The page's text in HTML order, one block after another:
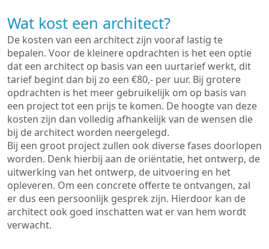
Wat kost een architect?
De kosten van een architect zijn vooraf lastig te
bepalen. Voor de kleinere opdrachten is het een optie
dat een architect op basis van een uurtarief werkt, dit
tarief begint dan bij zo een €80,- per uur. Bij grotere
opdrachten is het meer gebruikelijk om op basis van
een project tot een prijs te komen. De hoogte van deze
kosten zijn dan volledig afhankelijk van de wensen die
bij de architect worden neergelegd.
Bij een groot project zullen ook diverse fases doorlopen
worden. Denk hierbij aan de oriëntatie, het ontwerp, de
uitwerking van het ontwerp, de uitvoering en het
opleveren. Om een concrete offerte te ontvangen, zal
er dus een persoonlijk gesprek zijn. Hierdoor kan de
architect ook goed inschatten wat er van hem wordt
verwacht.